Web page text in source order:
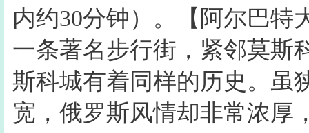
内约30分钟）。【阿尔巴特
一条著名步行街，紧邻莫斯
斯科城有着同样的历史。虽
宽，俄罗斯风情却非常浓厚